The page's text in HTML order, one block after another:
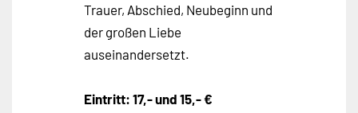
Trauer, Abschied, Neubeginn und
der großen Liebe
auseinandersetzt.
Eintritt: 17,- und 15,- €